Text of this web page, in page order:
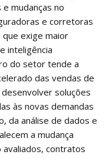
mudanças no
e corretoras
que exige maior
inteligência
do setor tende a
das vendas de
soluções
às novas demandas
da análise de dados e
a mudança
contratos